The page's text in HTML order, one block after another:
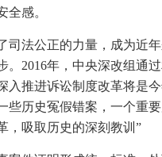
感。
法公正的力量，成为近
2016年，中央深改组
推进诉讼制度改革将是
历史冤假错案，一个重
，吸取历史的深刻教训”